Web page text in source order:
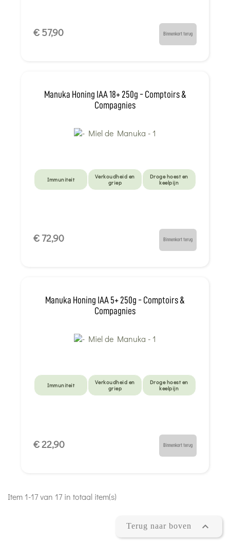
€ 57,90 Binnenkort terug
Manuka Honing IAA 18+ 250g - Comptoirs &
Compagnies
Immuniteit
Verkoudheid en
griep
Droge hoest en
keelpijn
€ 72,90 Binnenkort terug
Manuka Honing IAA 5+ 250g - Comptoirs &
Compagnies
Immuniteit
Verkoudheid en
griep
Droge hoest en
keelpijn
€ 22,90 Binnenkort terug
Item 1-17 van 17 in totaal item(s)
Terug naar boven 